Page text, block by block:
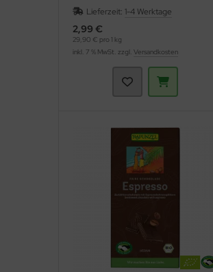
Lieferzeit: 1-4 Werktage
2,99 €
29,90 € pro 1 kg
inkl. 7 % MwSt. zzgl. Versandkosten